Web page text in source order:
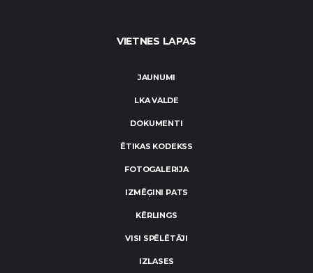
VIETNES LAPAS
JAUNUMI
LKA VALDE
DOKUMENTI
ĒTIKAS KODEKSS
FOTOGALERIJA
IZMĒĢINI PATS
KĒRLINGS
VISI SPĒLĒTĀJI
IZLASES